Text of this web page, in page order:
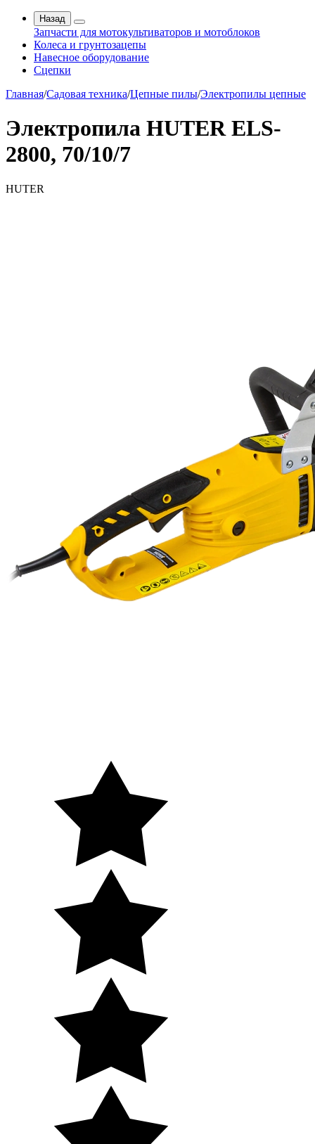
Назад
Запчасти для мотокультиваторов и мотоблоков
Колеса и грунтозацепы
Навесное оборудование
Сцепки
Главная/Садовая техника/Цепные пилы/Электропилы цепные
Электропила HUTER ELS-
2800, 70/10/7
HUTER